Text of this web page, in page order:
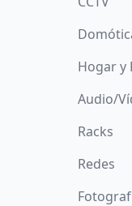
Hogar y
Audio/
Racks
Redes